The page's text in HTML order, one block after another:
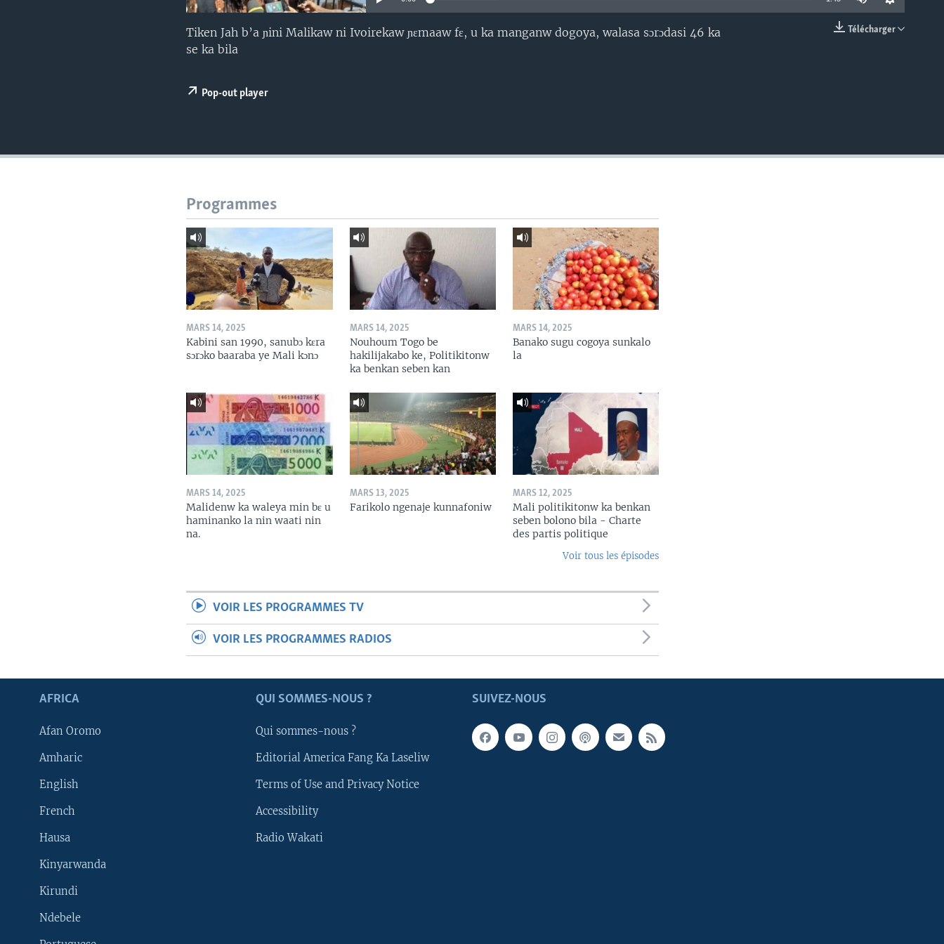
Télécharger
Tiken Jah b’a ɲini Malikaw ni Ivoirekaw ɲɛmaaw fɛ, u ka manganw dogoya, walasa sɔrɔdasi 46 ka
se ka bila
Pop-out player
Programmes
MARS 14, 2025
Kabini san 1990, sanubɔ kɛra
sɔrɔko baaraba ye Mali kɔnɔ
MARS 14, 2025
Nouhoum Togo be
hakilijakabo ke, Politikitonw
ka benkan seben kan
MARS 14, 2025
Banako sugu cogoya sunkalo
la
MARS 14, 2025
Malidenw ka waleya min bɛ u
haminanko la nin waati nin
na.
MARS 13, 2025
Farikolo ngenaje kunnafoniw
MARS 12, 2025
Mali politikitonw ka benkan
seben bolono bila - Charte
des partis politique
Voir tous les épisodes
VOIR LES PROGRAMMES TV
VOIR LES PROGRAMMES RADIOS
SUIVEZ-NOUS
AFRICA
Afan Oromo
Amharic
English
French
Hausa
Kinyarwanda
Kirundi
Ndebele
QUI SOMMES-NOUS ?
Qui sommes-nous ?
Editorial America Fang Ka Laseliw
Terms of Use and Privacy Notice
Accessibility
Radio Wakati